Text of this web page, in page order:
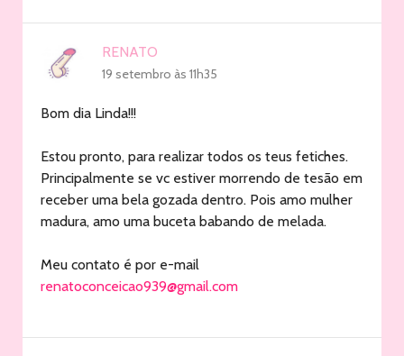
RENATO
19 setembro às 11h35
Bom dia Linda!!!
Estou pronto, para realizar todos os teus fetiches.
Principalmente se vc estiver morrendo de tesão em
receber uma bela gozada dentro. Pois amo mulher
madura, amo uma buceta babando de melada.
Meu contato é por e-mail
renatoconceicao939@gmail.com